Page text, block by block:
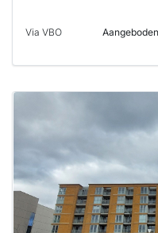
Via VBO
al verhuurd
Om kans te
maken moet je
binnen 15
minuten
reageren.
Stekkies helpt
je hierbij!